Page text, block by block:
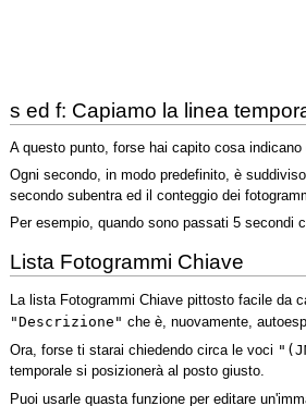
s ed f: Capiamo la linea
A questo punto, forse hai capito cosa
Ogni secondo, in modo predefinito, è
secondo subentra ed il conteggio dei
Per esempio, quando sono passati 5 secondi
Lista Fotogrammi Chiave
La lista Fotogrammi Chiave pittosto facile da
"Descrizione" che è, nuovamente,
Ora, forse ti starai chiedendo circa le voci
temporale si posizionerà al posto giusto.
Puoi usarle quasta funzione per editare